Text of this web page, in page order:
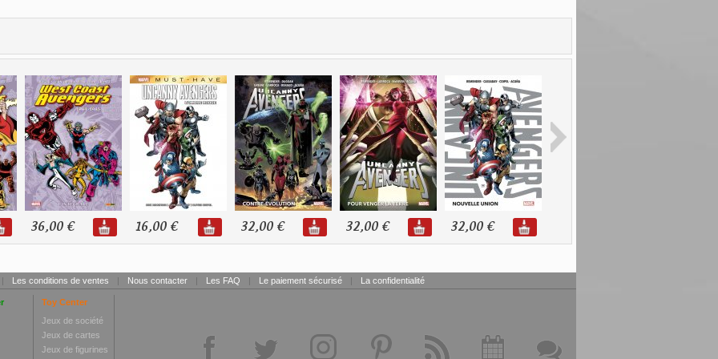
36,00 € 16,00 € 32,00 € 32,00 € 32,00 €
| Les conditions de ventes | Nous contacter | Les FAQ | Le paiement sécurisé | La confidentialité
Toy Center
Jeux de société
Jeux de cartes
Jeux de figurines